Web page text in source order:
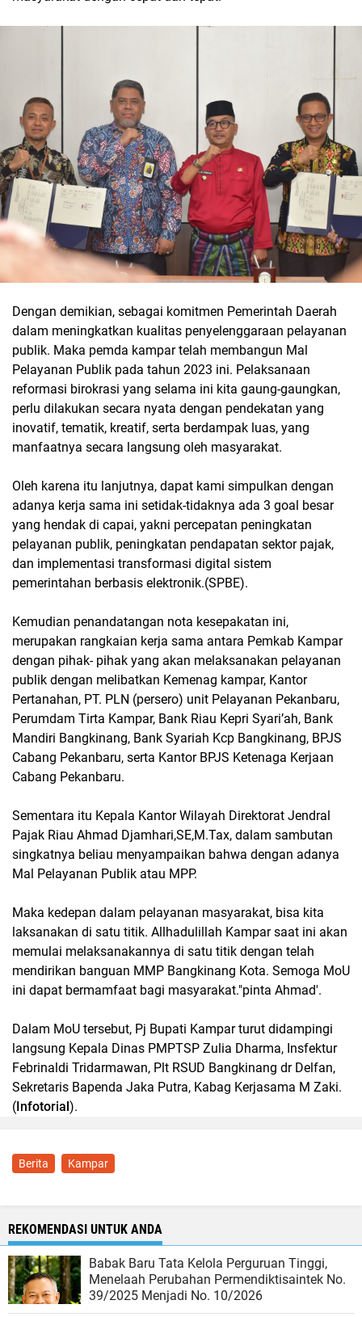
Dengan demikian, sebagai komitmen Pemerintah Daerah
dalam meningkatkan kualitas penyelenggaraan pelayanan
publik. Maka pemda kampar telah membangun Mal
Pelayanan Publik pada tahun 2023 ini. Pelaksanaan
reformasi birokrasi yang selama ini kita gaung-gaungkan,
perlu dilakukan secara nyata dengan pendekatan yang
inovatif, tematik, kreatif, serta berdampak luas, yang
manfaatnya secara langsung oleh masyarakat.
Oleh karena itu lanjutnya, dapat kami simpulkan dengan
adanya kerja sama ini setidak-tidaknya ada 3 goal besar
yang hendak di capai, yakni percepatan peningkatan
pelayanan publik, peningkatan pendapatan sektor pajak,
dan implementasi transformasi digital sistem
pemerintahan berbasis elektronik.(SPBE).
Kemudian penandatangan nota kesepakatan ini,
merupakan rangkaian kerja sama antara Pemkab Kampar
dengan pihak- pihak yang akan melaksanakan pelayanan
publik dengan melibatkan Kemenag kampar, Kantor
Pertanahan, PT. PLN (persero) unit Pelayanan Pekanbaru,
Perumdam Tirta Kampar, Bank Riau Kepri Syari’ah, Bank
Mandiri Bangkinang, Bank Syariah Kcp Bangkinang, BPJS
Cabang Pekanbaru, serta Kantor BPJS Ketenaga Kerjaan
Cabang Pekanbaru.
Sementara itu Kepala Kantor Wilayah Direktorat Jendral
Pajak Riau Ahmad Djamhari,SE,M.Tax, dalam sambutan
singkatnya beliau menyampaikan bahwa dengan adanya
Mal Pelayanan Publik atau MPP.
Maka kedepan dalam pelayanan masyarakat, bisa kita
laksanakan di satu titik. Allhadulillah Kampar saat ini akan
memulai melaksanakannya di satu titik dengan telah
mendirikan banguan MMP Bangkinang Kota. Semoga MoU
ini dapat bermamfaat bagi masyarakat."pinta Ahmad'.
Dalam MoU tersebut, Pj Bupati Kampar turut didampingi
langsung Kepala Dinas PMPTSP Zulia Dharma, Insfektur
Febrinaldi Tridarmawan, Plt RSUD Bangkinang dr Delfan,
Sekretaris Bapenda Jaka Putra, Kabag Kerjasama M Zaki.
(Infotorial).
Berita Kampar
REKOMENDASI UNTUK ANDA
Babak Baru Tata Kelola Perguruan Tinggi,
Menelaah Perubahan Permendiktisaintek No.
39/2025 Menjadi No. 10/2026